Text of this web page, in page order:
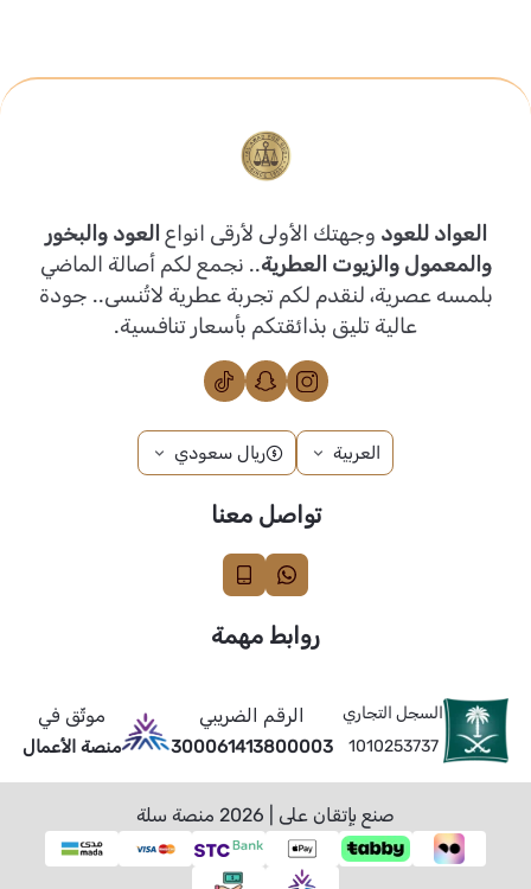
العواد للعود وجهتك الأولى لأرقى انواع العود والبخور
والمعمول والزيوت العطرية.. نجمع لكم أصالة الماضي
بلمسه عصرية، لنقدم لكم تجربة عطرية لاتُنسى.. جودة
عالية تليق بذائقتكم بأسعار تنافسية.
العربية ريال سعودي
تواصل معنا
روابط مهمة
السجل التجاري
1010253737
الرقم الضريبي
300061413800003
موثّق في
منصة الأعمال
صنع بإتقان على | 2026 منصة سلة